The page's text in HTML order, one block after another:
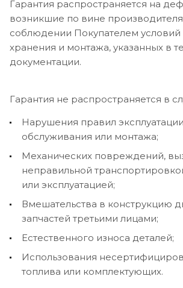
Гарантия распространяется на
возникшие по вине
соблюдении Покупателем условий
хранения и монтажа, указанных в
документации.
Гарантия не распространяется в
Нарушения правил
обслуживания или монтажа;
Механических повреждений,
неправильной
или эксплуатацией;
Вмешательства в конструкцию
запчастей третьими лицами;
Естественного износа деталей;
Использования
топлива или комплектующих.